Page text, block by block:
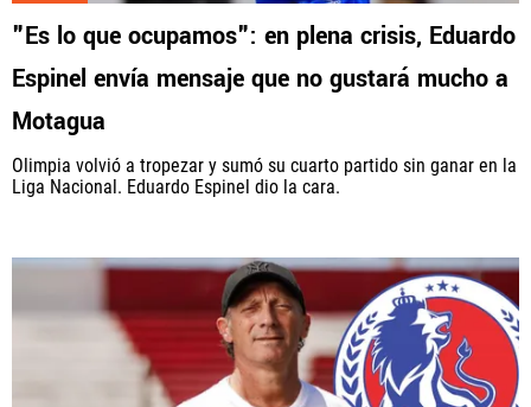
"Es lo que ocupamos": en plena crisis, Eduardo
Espinel envía mensaje que no gustará mucho a
Motagua
Olimpia volvió a tropezar y sumó su cuarto partido sin ganar en la
Liga Nacional. Eduardo Espinel dio la cara.